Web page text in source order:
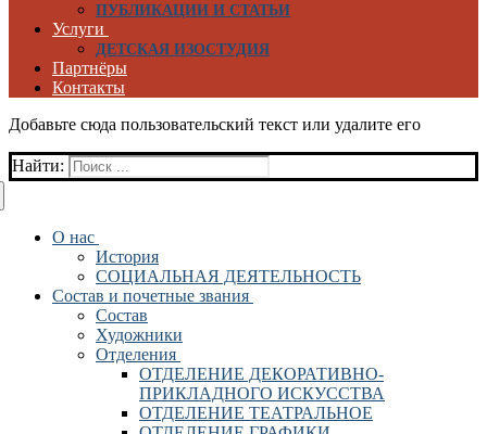
ПУБЛИКАЦИИ И СТАТЬИ
Услуги
ДЕТСКАЯ ИЗОСТУДИЯ
Партнёры
Контакты
Добавьте сюда пользовательский текст или удалите его
Найти:
О нас
История
СОЦИАЛЬНАЯ ДЕЯТЕЛЬНОСТЬ
Состав и почетные звания
Состав
Художники
Отделения
ОТДЕЛЕНИЕ ДЕКОРАТИВНО-
ПРИКЛАДНОГО ИСКУССТВА
ОТДЕЛЕНИЕ ТЕАТРАЛЬНОЕ